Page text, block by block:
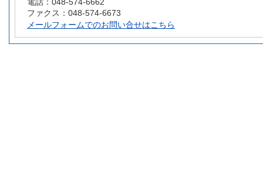
ファクス：048-574-6673
メールフォームでのお問い合せはこちら